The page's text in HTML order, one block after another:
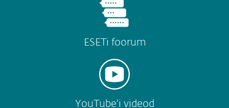
ESETi foorum
YouTube'i videod